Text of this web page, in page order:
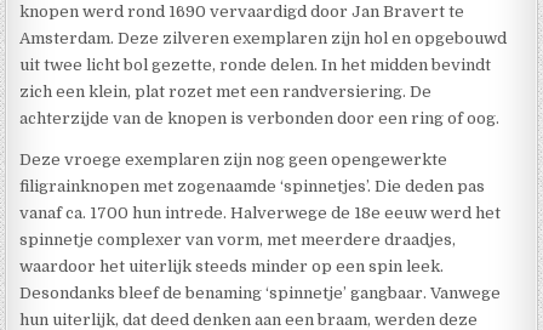
knopen werd rond 1690 vervaardigd door Jan Bravert te
Amsterdam. Deze zilveren exemplaren zijn hol en opgebouwd
uit twee licht bol gezette, ronde delen. In het midden bevindt
zich een klein, plat rozet met een randversiering. De
achterzijde van de knopen is verbonden door een ring of oog.
Deze vroege exemplaren zijn nog geen opengewerkte
filigrainknopen met zogenaamde ‘spinnetjes’. Die deden pas
vanaf ca. 1700 hun intrede. Halverwege de 18e eeuw werd het
spinnetje complexer van vorm, met meerdere draadjes,
waardoor het uiterlijk steeds minder op een spin leek.
Desondanks bleef de benaming ‘spinnetje’ gangbaar. Vanwege
hun uiterlijk, dat deed denken aan een braam, werden deze